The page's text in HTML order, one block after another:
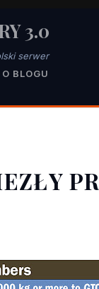
3.0
serwer
O BLOGU